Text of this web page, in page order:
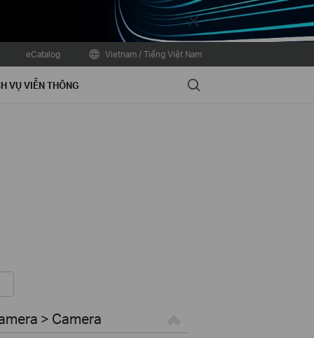
Close
eCatalog Vietnam / Tiếng Việt Nam
VỤ VIỄN THÔNG Search
> Camera